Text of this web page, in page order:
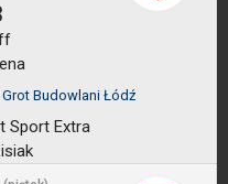
Budowlani Łódź
Sport Extra